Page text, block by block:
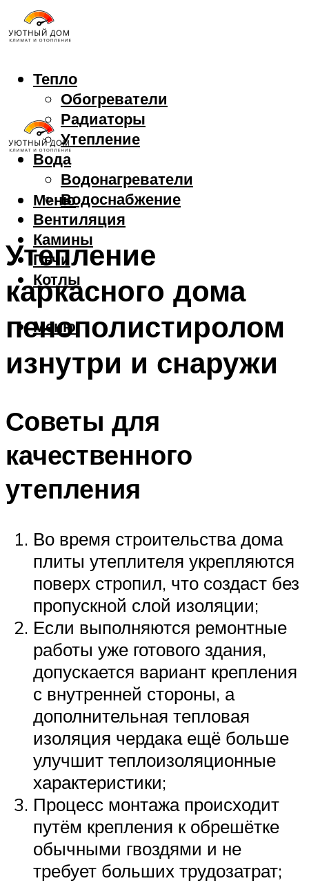
Тепло
Обогреватели
Радиаторы
Утепление
Вода
Водонагреватели
Водоснабжение
Вентиляция
Камины
Печи
Котлы
Меню
Меню
Утепление
каркасного дома
пенополистиролом
изнутри и снаружи
Советы для
качественного
утепления
Во время строительства дома
плиты утеплителя укрепляются
поверх стропил, что создаст без
пропускной слой изоляции;
Если выполняются ремонтные
работы уже готового здания,
допускается вариант крепления
с внутренней стороны, а
дополнительная тепловая
изоляция чердака ещё больше
улучшит теплоизоляционные
характеристики;
Процесс монтажа происходит
путём крепления к обрешётке
обычными гвоздями и не
требует больших трудозатрат;